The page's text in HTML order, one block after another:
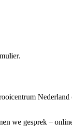
we gesprek –